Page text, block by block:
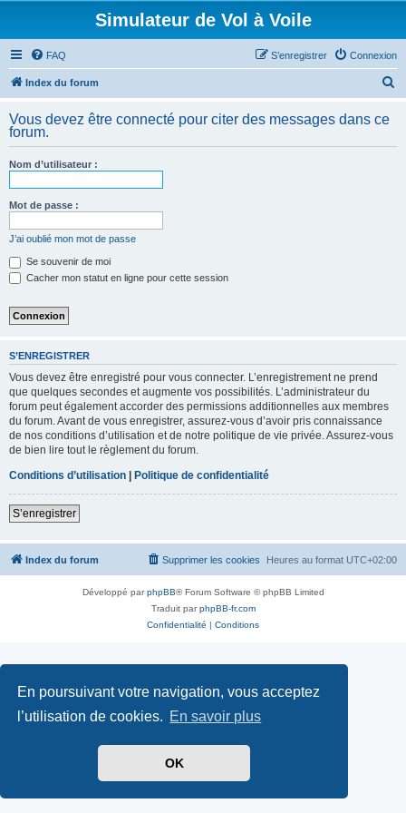
En poursuivant votre navigation, vous acceptez
l’utilisation de cookies. En savoir plus
OK
Simulateur de Vol à Voile
FAQ Connexion
S’enregistrer
Index du forum
h
Vous devez être connecté pour citer des messages dans ce
forum.
Nom d’utilisateur :
Mot de passe :
J’ai oublié mon mot de passe
Se souvenir de moi
Cacher mon statut en ligne pour cette session
S’ENREGISTRER
Vous devez être enregistré pour vous connecter. L’enregistrement ne prend
que quelques secondes et augmente vos possibilités. L’administrateur du
forum peut également accorder des permissions additionnelles aux membres
du forum. Avant de vous enregistrer, assurez-vous d’avoir pris connaissance
de nos conditions d’utilisation et de notre politique de vie privée. Assurez-vous
de bien lire tout le règlement du forum.
Conditions d’utilisation | Politique de confidentialité
S’enregistrer
Index du forum Heures au format UTC+02:00
Supprimer les cookies
Développé parphpBB® Forum Software © phpBB Limited
Traduit parphpBB-fr.com
Confidentialité | Conditions